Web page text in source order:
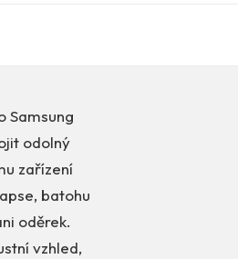
Samsung
odolný
zařízení
batohu
oděrek.
vzhled,